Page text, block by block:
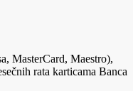
MasterCard, Maestro),
rata karticama Banca